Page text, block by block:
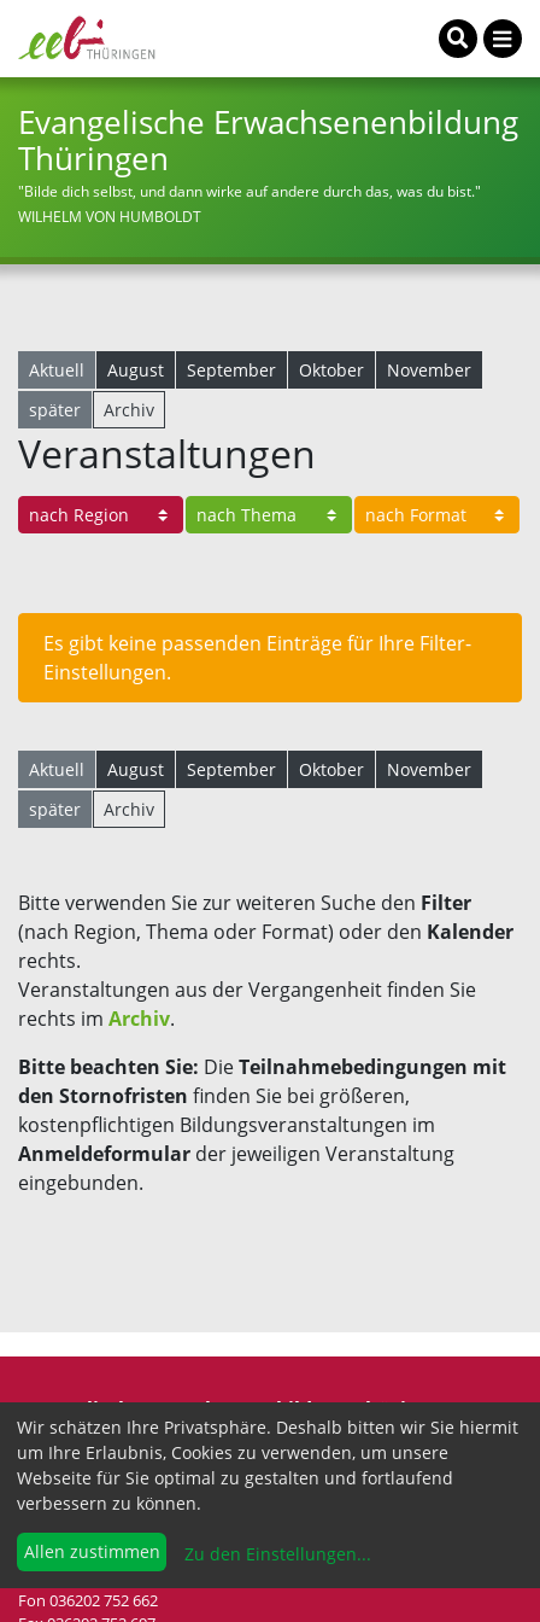
Evangelische Erwachsenenbildung
Thüringen
"Bilde dich selbst, und dann wirke auf andere durch das, was du bist."
WILHELM VON HUMBOLDT
Aktuell August September Oktober
November
später
Archiv
Veranstaltungen
Es gibt keine passenden Einträge für Ihre Filter-
Einstellungen.
Aktuell August September Oktober
November
später
Archiv
Bitte verwenden Sie zur weiteren Suche den Filter
(nach Region, Thema oder Format) oder den Kalender
rechts.
Veranstaltungen aus der Vergangenheit finden Sie
rechts im Archiv.
Bitte beachten Sie: DieTeilnahmebedingungen mit
den Stornofristen finden Sie bei größeren,
kostenpflichtigen Bildungsveranstaltungen im
Anmeldeformular der jeweiligen Veranstaltung
eingebunden.
Evangelische Erwachsenenbildung Thüringen
Wir sind anerkannter freier Träger der
Erwachsenenbildung in Thüringen.
Landesgeschäftsstelle
Drei-Gleichen-Straße 35a
99192 Neudietendorf
Fon 036202 752 662
Wir schätzen Ihre Privatsphäre. Deshalb bitten wir Sie hiermit
um Ihre Erlaubnis, Cookies zu verwenden, um unsere
Webseite für Sie optimal zu gestalten und fortlaufend
verbessern zu können.
Allen zustimmen Zu den Einstellungen...